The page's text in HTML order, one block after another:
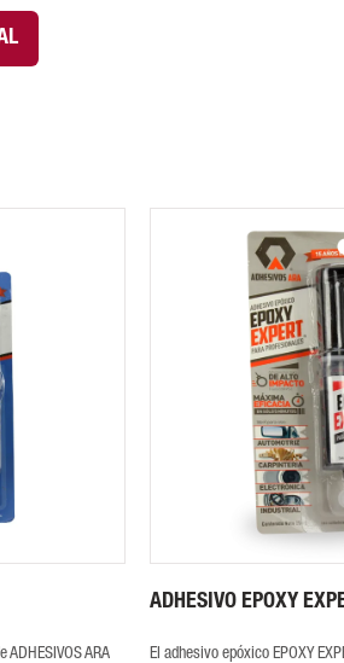
ARA
ADHESIVO EPOXY
El adhesivo epóxico EPOXY